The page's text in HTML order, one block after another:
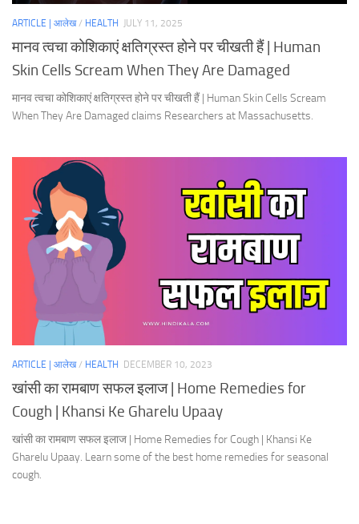
ARTICLE | आलेख/ HEALTH JULY 11, 2025
मानव त्वचा कोशिकाएं क्षतिग्रस्त होने पर चीखती हैं | Human
Skin Cells Scream When They Are Damaged
मानव त्वचा कोशिकाएं क्षतिग्रस्त होने पर चीखती हैं | Human Skin Cells Scream
When They Are Damaged claims Researchers at Massachusetts.
ARTICLE | आलेख/ HEALTH DECEMBER 10, 2023
खांसी का रामबाण सफल इलाज | Home Remedies for
Cough | Khansi Ke Gharelu Upaay
खांसी का रामबाण सफल इलाज | Home Remedies for Cough | Khansi Ke
Gharelu Upaay. Learn some of the best home remedies for seasonal
cough.